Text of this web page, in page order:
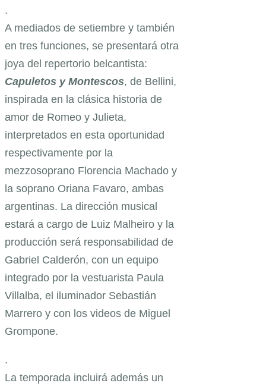
.
A mediados de setiembre y también
en tres funciones, se presentará otra
joya del repertorio belcantista:
Capuletos y Montescos, de Bellini,
inspirada en la clásica historia de
amor de Romeo y Julieta,
interpretados en esta oportunidad
respectivamente por la
mezzosoprano Florencia Machado y
la soprano Oriana Favaro, ambas
argentinas. La dirección musical
estará a cargo de Luiz Malheiro y la
producción será responsabilidad de
Gabriel Calderón, con un equipo
integrado por la vestuarista Paula
Villalba, el iluminador Sebastián
Marrero y con los videos de Miguel
Grompone.
.
La temporada incluirá además un